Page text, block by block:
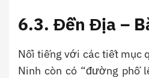
6.3. Đền Địa –
Nổi tiếng với các tiết mục
Ninh còn có “đường phố